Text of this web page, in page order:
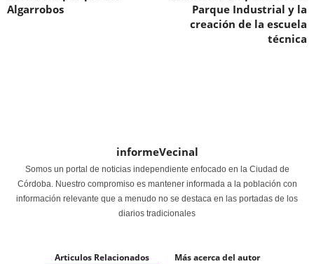
Algarrobos
Parque Industrial y la
creación de la escuela
técnica
informeVecinal
Somos un portal de noticias independiente enfocado en la Ciudad de
Córdoba. Nuestro compromiso es mantener informada a la población con
información relevante que a menudo no se destaca en las portadas de los
diarios tradicionales
Articulos Relacionados Más acerca del autor